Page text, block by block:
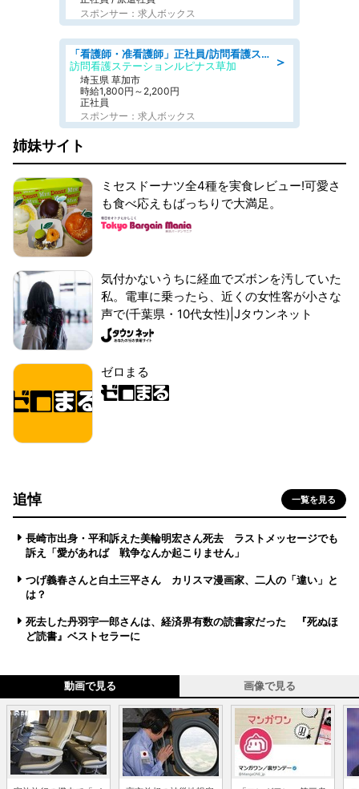
スポンサー：求人ボックス
＞
「看護師・准看護師」正社員/訪問看護ステーション/正看護師
訪問看護ステーションルピナス草加
埼玉県 草加市
時給1,800円～2,200円
正社員
スポンサー：求人ボックス
姉妹サイト
ミセスドーナツ全4種を実食レビュー!可愛さ
も食べ応えもばっちりで大満足。
気付かないうちに経血でズボンを汚していた
私。電車に乗ったら、近くの女性客が小さな
声で(千葉県・10代女性)|Jタウンネット
ゼロまる
追悼 一覧を見る
長崎市出身・平和訴えた美輪明宏さん死去 ラストメッセージでも
訴え「愛があれば 戦争なんか起こりません」
つげ義春さんと白土三平さん カリスマ漫画家、二人の「違い」と
は？
死去した丹羽宇一郎さんは、経済界有数の読書家だった 『死ぬほ
ど読書』ベストセラーに
動画で見る 画像で見る